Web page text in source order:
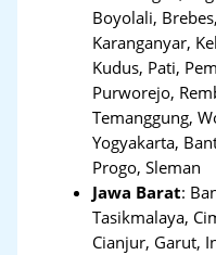
Boyolali,
Karanganyar,
Kudus, Pati,
Purworejo,
Temanggung,
Yogyakarta,
Progo, Sleman
Jawa Barat:
Tasikmalaya,
Cianjur, Garut,